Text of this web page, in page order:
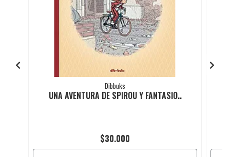
Dibbuks
UNA AVENTURA DE SPIROU Y FANTASIO..
$30.000